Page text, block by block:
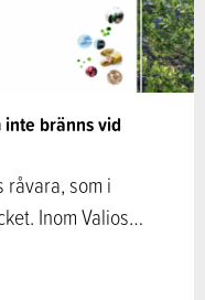
bränns vid
råvara, som i
Inom Valios…